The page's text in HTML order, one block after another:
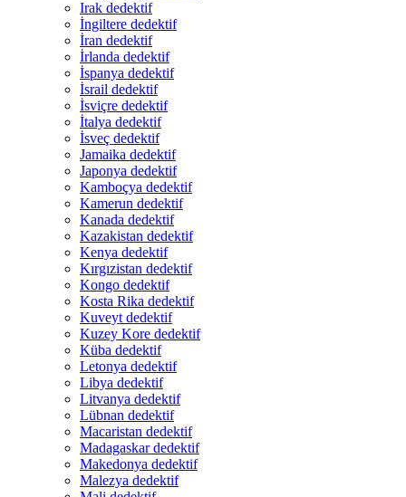
Irak dedektif
İngiltere dedektif
İran dedektif
İrlanda dedektif
İspanya dedektif
İsrail dedektif
İsviçre dedektif
İtalya dedektif
İsveç dedektif
Jamaika dedektif
Japonya dedektif
Kamboçya dedektif
Kamerun dedektif
Kanada dedektif
Kazakistan dedektif
Kenya dedektif
Kırgızistan dedektif
Kongo dedektif
Kosta Rika dedektif
Kuveyt dedektif
Kuzey Kore dedektif
Küba dedektif
Letonya dedektif
Libya dedektif
Litvanya dedektif
Lübnan dedektif
Macaristan dedektif
Madagaskar dedektif
Makedonya dedektif
Malezya dedektif